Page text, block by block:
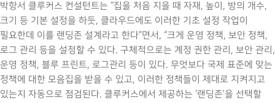
박항서 클루커스 컨설턴트는 “집을 처음 지을 때 자재, 높이, 방의 개수,
크기 등 기본 설정을 하듯, 클라우드에도 이러한 기초 설정 작업이
필요한데 이를 랜딩존 설계라고 한다”면서, “크게 운영 정책, 보안 정책,
로그 관리 등을 설정할 수 있다. 구체적으로는 계정 권한 관리, 보안 관리,
운영 정책, 블루 프린트, 로그관리 등이 있다. 무엇보다 국제 표준에 맞는
정책에 대한 모음집을 받을 수 있고, 이러한 정책들이 제대로 지켜지고
있는지 자동으로 점검된다. 클루커스에서 제공하는 ‘랜딩존’을 선택할